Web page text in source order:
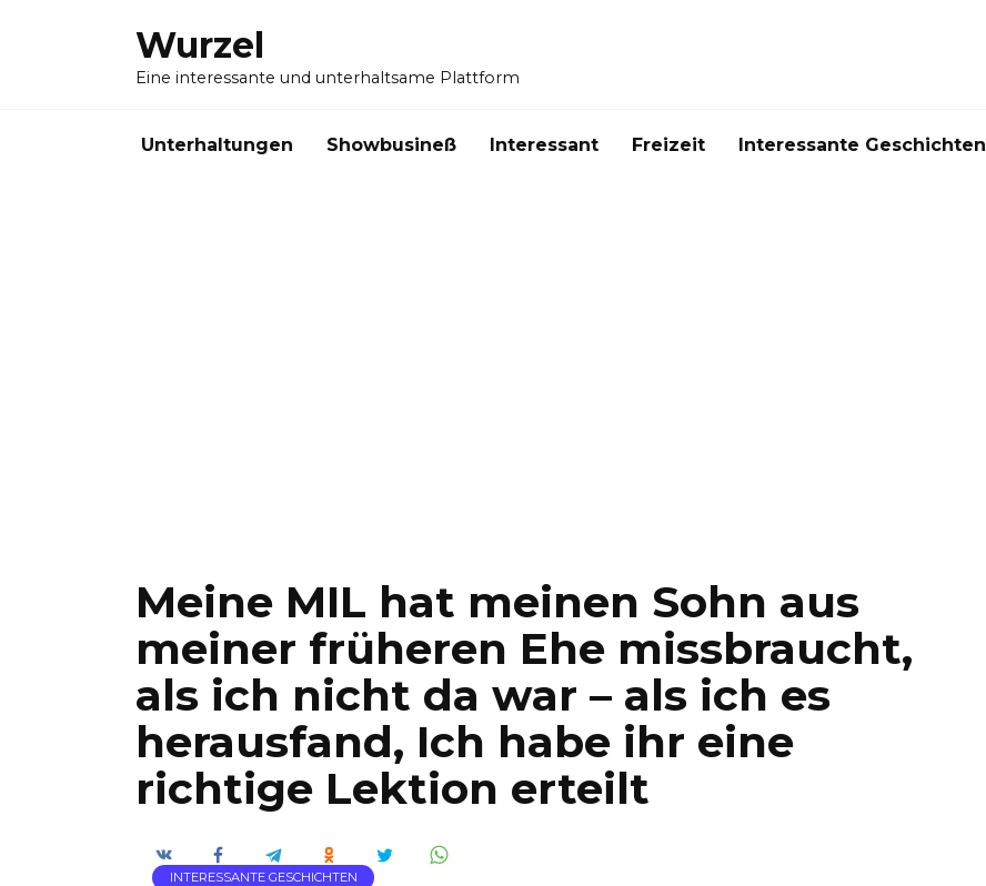
Wurzel
Eine interessante und unterhaltsame Plattform
Unterhaltungen Showbusineß Interessant Freizeit Interessante Geschichten
Meine MIL hat meinen Sohn aus
meiner früheren Ehe missbraucht,
als ich nicht da war – als ich es
herausfand, Ich habe ihr eine
richtige Lektion erteilt
INTERESSANTE GESCHICHTEN